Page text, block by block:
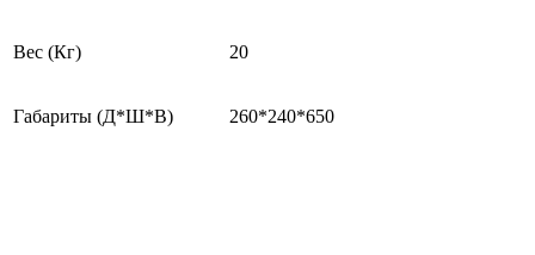
Вес (Кг) 20
Габариты (Д*Ш*В) 260*240*650